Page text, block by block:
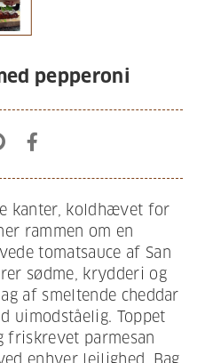
pepperoni
kanter, koldhævet for
rammen om en
tomatsauce af San
sødme, krydderi og
af smeltende cheddar
uimodståelig. Toppet
friskrevet parmesan